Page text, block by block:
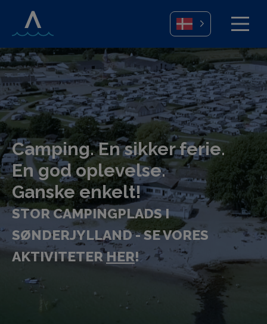
Camping. En sikker ferie.
En god oplevelse.
Ganske enkelt!
STOR CAMPINGPLADS I
SØNDERJYLLAND - SE VORES
AKTIVITETERHER!